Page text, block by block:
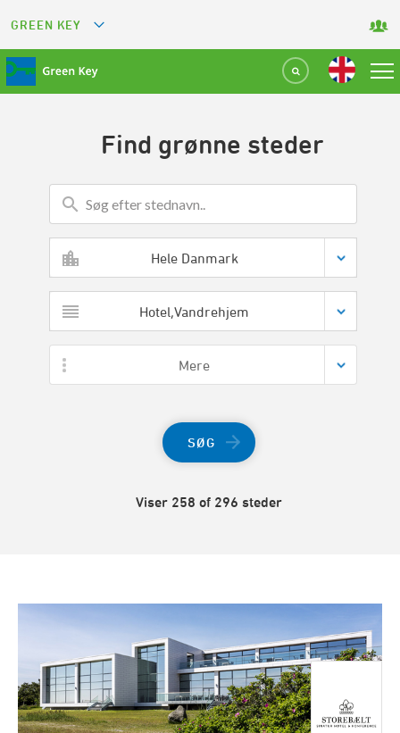
GREEN KEY
GREEN RESTAURANT
GREEN SPORT FACILITY
GREEN CAMPING
GREEN ATTRACTION
Find grønne steder
Hele Danmark
Hotel,Vandrehjem
Mere
SØG
Viser 258 of 296 steder